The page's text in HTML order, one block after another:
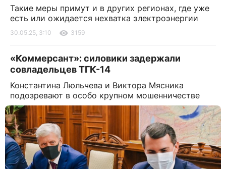
Такие меры примут и в других регионах, где уже
есть или ожидается нехватка электроэнергии
30.05.25, 3:10 3159
«Коммерсант»: силовики задержали
совладельцев ТГК-14
Константина Люльчева и Виктора Мясника
подозревают в особо крупном мошенничестве